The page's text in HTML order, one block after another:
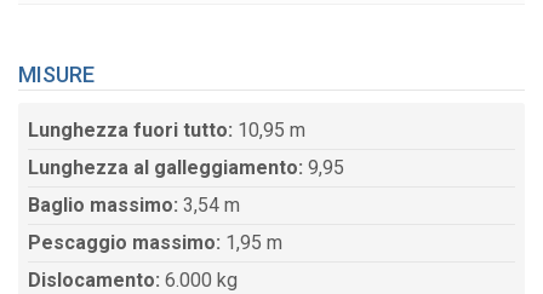
MISURE
Lunghezza fuori tutto: 10,95 m
Lunghezza al galleggiamento: 9,95
Baglio massimo: 3,54 m
Pescaggio massimo: 1,95 m
Dislocamento: 6.000 kg